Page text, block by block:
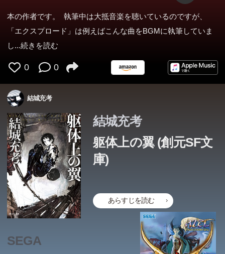
本の作者です。 執筆中は大抵音楽を聴いているのですが、
「エクスプロード」は例えばこんな曲をBGMに執筆していま
し...続きを読む
0 0
結城充考
結城充考
躯体上の翼 (創元SF文
庫)
あらすじを読む
SEGA